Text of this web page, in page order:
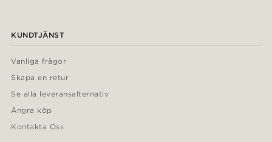
KUNDTJÄNST
Vanliga frågor
Skapa en retur
Se alla leveransalternativ
Ångra köp
Kontakta Oss